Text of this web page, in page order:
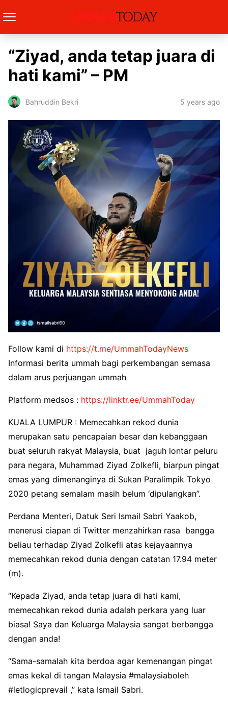
“Ziyad, anda tetap juara di
hati kami” – PM
Bahruddin Bekri 5 years ago
Follow kami di https://t.me/UmmahTodayNews
Informasi berita ummah bagi perkembangan semasa
dalam arus perjuangan ummah
Platform medsos : https://linktr.ee/UmmahToday
KUALA LUMPUR : Memecahkan rekod dunia
merupakan satu pencapaian besar dan kebanggaan
buat seluruh rakyat Malaysia, buat jaguh lontar peluru
para negara, Muhammad Ziyad Zolkefli, biarpun pingat
emas yang dimenanginya di Sukan Paralimpik Tokyo
2020 petang semalam masih belum ‘dipulangkan”.
Perdana Menteri, Datuk Seri Ismail Sabri Yaakob,
menerusi ciapan di Twitter menzahirkan rasa bangga
beliau terhadap Ziyad Zolkefli atas kejayaannya
memecahkan rekod dunia dengan catatan 17.94 meter
(m).
“Kepada Ziyad, anda tetap juara di hati kami,
memecahkan rekod dunia adalah perkara yang luar
biasa! Saya dan Keluarga Malaysia sangat berbangga
dengan anda!
“Sama-samalah kita berdoa agar kemenangan pingat
emas kekal di tangan Malaysia #malaysiaboleh
#letlogicprevail ,” kata Ismail Sabri.